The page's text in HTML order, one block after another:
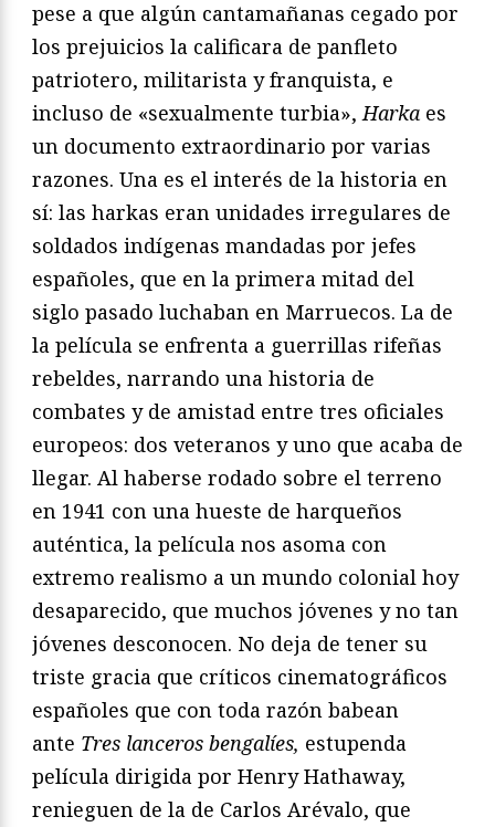
pese a que algún cantamañanas cegado por
los prejuicios la calificara de panfleto
patriotero, militarista y franquista, e
incluso de «sexualmente turbia»,Harka es
un documento extraordinario por varias
razones. Una es el interés de la historia en
sí: las harkas eran unidades irregulares de
soldados indígenas mandadas por jefes
españoles, que en la primera mitad del
siglo pasado luchaban en Marruecos. La de
la película se enfrenta a guerrillas rifeñas
rebeldes, narrando una historia de
combates y de amistad entre tres oficiales
europeos: dos veteranos y uno que acaba de
llegar. Al haberse rodado sobre el terreno
en 1941 con una hueste de harqueños
auténtica, la película nos asoma con
extremo realismo a un mundo colonial hoy
desaparecido, que muchos jóvenes y no tan
jóvenes desconocen. No deja de tener su
triste gracia que críticos cinematográficos
españoles que con toda razón babean
ante Tres lanceros bengalíes, estupenda
película dirigida por Henry Hathaway,
renieguen de la de Carlos Arévalo, que